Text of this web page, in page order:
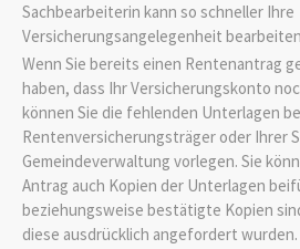
Sachbearbeiterin kann so schneller Ihre
Versicherungsangelegenheit
Wenn Sie bereits einen Rentenantrag
haben, dass Ihr Versicherungskonto
können Sie die fehlenden Unterlagen
Rentenversicherungsträger oder Ihrer
Gemeindeverwaltung vorlegen. Sie
Antrag auch Kopien der Unterlagen
beziehungsweise bestätigte Kopien
diese ausdrücklich angefordert wurden.